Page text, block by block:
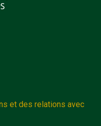
et des relations avec